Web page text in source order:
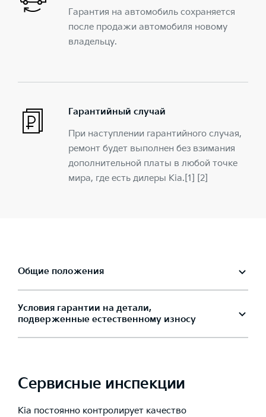
Гарантия на автомобиль сохраняется
после продажи автомобиля новому
владельцу.
Гарантийный случай
При наступлении гарантийного случая,
ремонт будет выполнен без взимания
дополнительной платы в любой точке
мира, где есть дилеры Kia.[1] [2]
Общие положения
Условия гарантии на детали,
подверженные естественному износу
Сервисные инспекции
Kia постоянно контролирует качество